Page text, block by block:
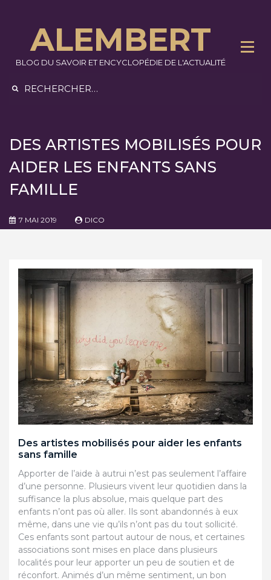
ALEMBERT
BLOG DU SAVOIR ET ENCYCLOPÉDIE DE L'ACTUALITÉ
DES ARTISTES MOBILISÉS POUR
AIDER LES ENFANTS SANS
FAMILLE
7 MAI 2019 DICO
Des artistes mobilisés pour aider les enfants
sans famille
Apporter de l’aide à autrui n’est pas seulement l’affaire
d’une personne. Plusieurs vivent leur quotidien dans la
suffisance la plus absolue, mais quelque part des
enfants n’ont pas où aller. Ils sont abandonnés à eux
même, dans une vie qu’ils n’ont pas du tout sollicité.
Ces enfants sont partout autour de nous, et certaines
associations sont mises en place dans plusieurs
localités pour leur apporter un peu de soutien et de
réconfort. Animés d’un même sentiment, un bon